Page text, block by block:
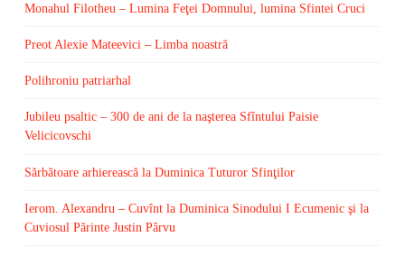
Monahul Filotheu – Lumina Feţei Domnului, lumina Sfintei Cruci
Preot Alexie Mateevici – Limba noastră
Polihroniu patriarhal
Jubileu psaltic – 300 de ani de la naşterea Sfîntului Paisie
Velicicovschi
Sărbătoare arhierească la Duminica Tuturor Sfinţilor
Ierom. Alexandru – Cuvînt la Duminica Sinodului I Ecumenic şi la
Cuviosul Părinte Justin Pârvu